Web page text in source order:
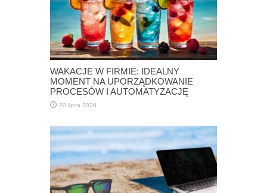
WAKACJE W FIRMIE: IDEALNY
MOMENT NA UPORZĄDKOWANIE
PROCESÓW I AUTOMATYZACJĘ
20 lipca 2026